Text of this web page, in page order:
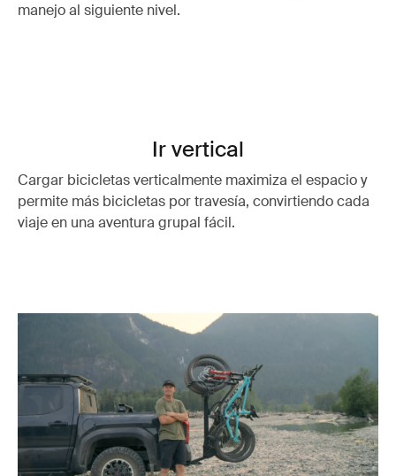
manejo al siguiente nivel.
Ir vertical
Cargar bicicletas verticalmente maximiza el espacio y
permite más bicicletas por travesía, convirtiendo cada
viaje en una aventura grupal fácil.